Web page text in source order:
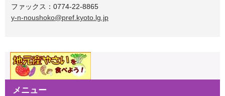
ファックス：0774-22-8865
y-n-noushoko@pref.kyoto.lg.jp
メニュー